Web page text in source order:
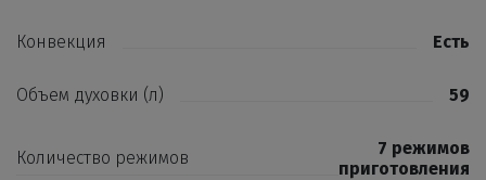
Конвекция Есть
Объем духовки (л) 59
Количество режимов
7 режимов
приготовления